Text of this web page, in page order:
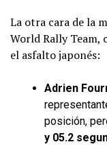
La otra cara de la
World Rally Team,
el asfalto japonés:
Adrien
posición,
y 05.2